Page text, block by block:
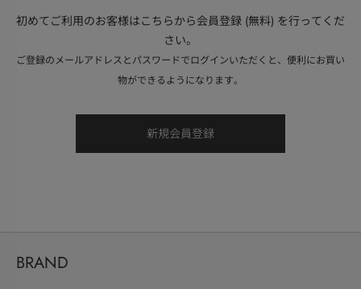
初めてご利用のお客様はこちらから会員登録 (無料) を行ってくだ
さい。
ご登録のメールアドレスとパスワードでログインいただくと、便利にお買い
物ができるようになります。
BRAND